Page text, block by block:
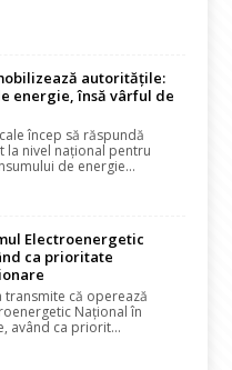
autoritățile:
energie, însă vârful de
încep să răspundă
la nivel național pentru
de energie...
Electroenergetic
ca prioritate
transmite că operează
Național în
având ca priorit...